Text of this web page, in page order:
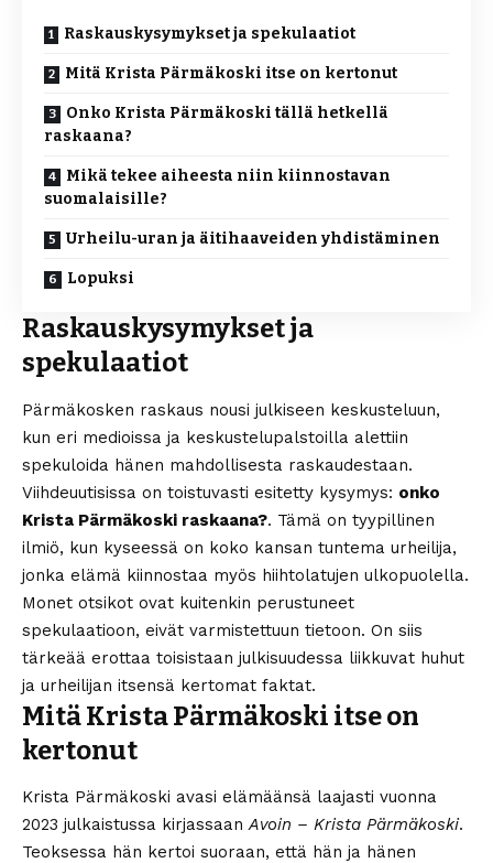
Raskauskysymykset ja spekulaatiot
Mitä Krista Pärmäkoski itse on kertonut
Onko Krista Pärmäkoski tällä hetkellä
raskaana?
Mikä tekee aiheesta niin kiinnostavan
suomalaisille?
Urheilu-uran ja äitihaaveiden yhdistäminen
Lopuksi
Raskauskysymykset ja
spekulaatiot
Pärmäkosken raskaus nousi julkiseen keskusteluun,
kun eri medioissa ja keskustelupalstoilla alettiin
spekuloida hänen mahdollisesta raskaudestaan.
Viihdeuutisissa on toistuvasti esitetty kysymys: onko
Krista Pärmäkoski raskaana?. Tämä on tyypillinen
ilmiö, kun kyseessä on koko kansan tuntema urheilija,
jonka elämä kiinnostaa myös hiihtolatujen ulkopuolella.
Monet otsikot ovat kuitenkin perustuneet
spekulaatioon, eivät varmistettuun tietoon. On siis
tärkeää erottaa toisistaan julkisuudessa liikkuvat huhut
ja urheilijan itsensä kertomat faktat.
Mitä Krista Pärmäkoski itse on
kertonut
Krista Pärmäkoski avasi elämäänsä laajasti vuonna
2023 julkaistussa kirjassaanAvoin – Krista Pärmäkoski.
Teoksessa hän kertoi suoraan, että hän ja hänen